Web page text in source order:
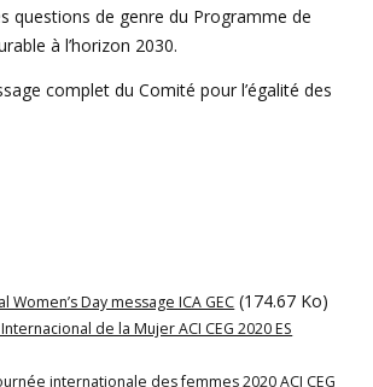
questions de genre du Programme de
à l’horizon 2030.
complet du Comité pour l’égalité des
Women’s Day message ICA GEC (174.67 Ko)
de la Mujer ACI CEG 2020 ES
internationale des femmes 2020 ACI CEG